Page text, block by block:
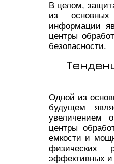
В целом,
из основных
информации
центры
безопасности.
Одной из
будущем
увеличением
центры
емкости и
физических
эффективных и